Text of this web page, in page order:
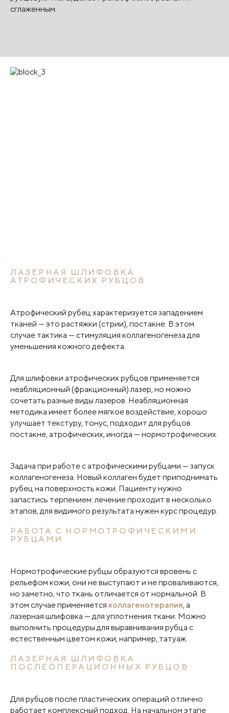
сглаженным.
ЛАЗЕРНАЯ ШЛИФОВКА
АТРОФИЧЕСКИХ РУБЦОВ
Атрофический рубец характеризуется западением
тканей — это растяжки (стрии), постакне. В этом
случае тактика — стимуляция коллагеногенеза для
уменьшения кожного дефекта.
Для шлифовки атрофических рубцов применяется
неабляционный (фракционный) лазер, но можно
сочетать разные виды лазеров. Неабляционная
методика имеет более мягкое воздействие, хорошо
улучшает текстуру, тонус, подходит для рубцов
постакне, атрофических, иногда — нормотрофических.
Задача при работе с атрофическими рубцами — запуск
коллагеногенеза. Новый коллаген будет приподнимать
рубец на поверхность кожи. Пациенту нужно
запастись терпением: лечение проходит в несколько
этапов, для видимого результата нужен курс процедур.
РАБОТА С НОРМОТРОФИЧЕСКИМИ
РУБЦАМИ
Нормотрофические рубцы образуются вровень с
рельефом кожи, они не выступают и не проваливаются,
но заметно, что ткань отличается от нормальной. В
этом случае применяется коллагенотерапия, а
лазерная шлифовка — для уплотнения ткани. Можно
выполнить процедуры для выравнивания рубца с
естественным цветом кожи, например, татуаж.
ЛАЗЕРНАЯ ШЛИФОВКА
ПОСЛЕОПЕРАЦИОННЫХ РУБЦОВ
Для рубцов после пластических операций отлично
работает комплексный подход. На начальном этапе